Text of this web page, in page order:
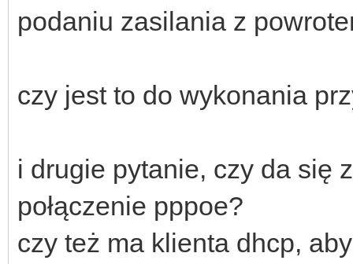
podaniu zasilania z
czy jest to do wykonania
i drugie pytanie, czy da się
połączenie pppoe?
czy też ma klienta dhcp,